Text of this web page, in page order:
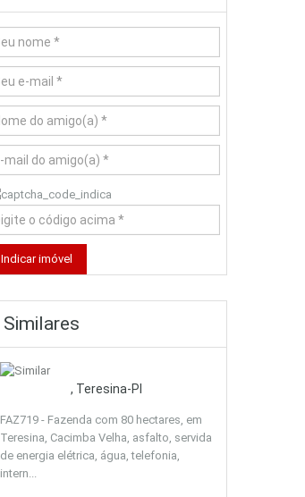
Similares
, Teresina-PI
FAZ719 - Fazenda com 80 hectares, em
Teresina, Cacimba Velha, asfalto, servida
de energia elétrica, água, telefonia,
intern...